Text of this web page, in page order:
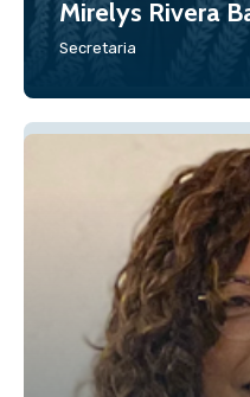
Mirelys Rivera
Secretaria